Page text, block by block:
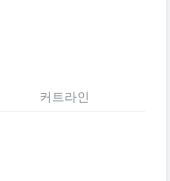
커트라인